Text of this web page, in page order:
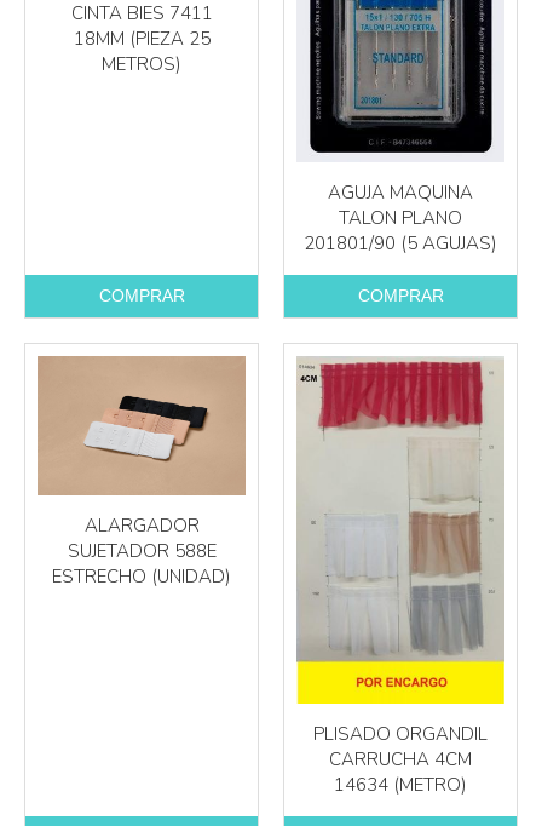
CINTA BIES 7411
18MM (PIEZA 25
METROS)
COMPRAR
AGUJA MAQUINA
TALON PLANO
201801/90 (5 AGUJAS)
COMPRAR
ALARGADOR
SUJETADOR 588E
ESTRECHO (UNIDAD)
PLISADO ORGANDIL
CARRUCHA 4CM
14634 (METRO)